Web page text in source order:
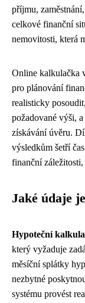
příjmu,
celkové finanční
nemovitosti, která
Online kalkulačka
pro plánování
realisticky
požadované výši,
získávání úvěru.
výsledkům šetří
finanční
Jaké údaje
Hypoteční
který vyžaduje
měsíční splátky
nezbytné
systému provést